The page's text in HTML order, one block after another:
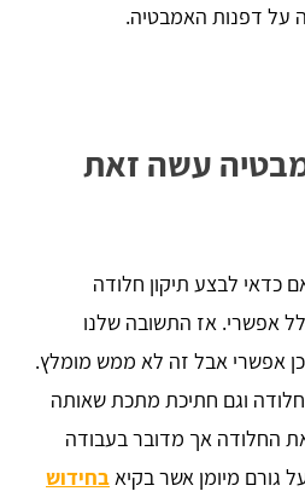
דפנות האמבטיה.
עשה זאת
לבצע תיקון חלודה
אפשרי. אז התשובה שלנו
זה אכן אפשרי אבל זה לא ממש מומלץ.
וגם חתיכת מתכת שאותה
החלודה אך מדובר בעבודה
גורם מיומן אשר בקיאבחידוש